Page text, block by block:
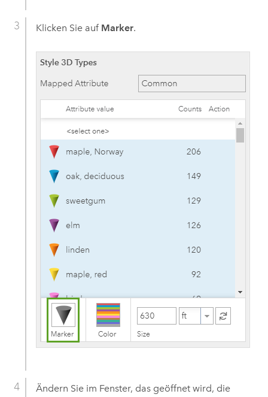
Klicken Sie auf Marker.
Ändern Sie im Fenster, das geöffnet wird, die